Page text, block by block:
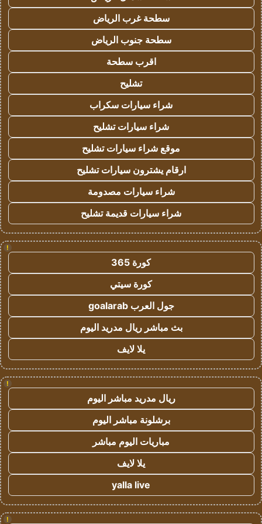
سطحة غرب الرياض
سطحة جنوب الرياض
اقرب سطحة
تشليح
شراء سيارات سكراب
شراء سيارات تشليح
موقع شراء سيارات تشليح
ارقام يشترون سيارات تشليح
شراء سيارات مصدومة
شراء سيارات قديمة تشليح
!
كورة 365
كورة سيتي
جول العرب goalarab
بث مباشر ريال مدريد اليوم
يلا لايف
!
ريال مدريد مباشر اليوم
برشلونة مباشر اليوم
مباريات اليوم مباشر
يلا لايف
yalla live
!